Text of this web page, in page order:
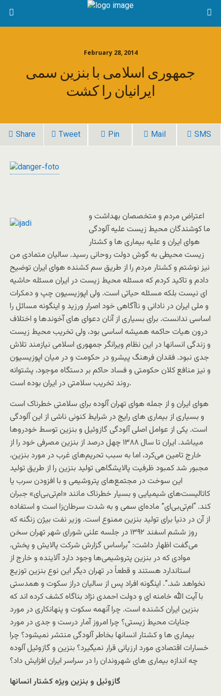
February 28, 2014
جمهوری اسلامی با بنزین سمی
ایرانیان را کشت
Share Tweet Pin Mail SMS
اعتراض مردم و متخصصان بهداشت و
ما کوشندگان محیط زیست علیه آلودگی
هوای ایران و علیه بیماری ها و کشتار
زیست محیطی به گوش دولت روحانی رسید. سالیان متمادی من
نیز نوشتم و کشتار مردم را از طریق سم کشنده هوای ایران توضیح
دادم و تاکید کردم که مسئله محیط زیست در ایران مسئله حاشیه
ای نیست بلکه مسئله حیاتی است. ولی اپوزیسیون چپ و دمکرات
و ملی ایران در نادانی و ناآگاهی خود اصرار ورزید و اینگونه مسائل را
اساسی ندانست. برای بسیاری از آنان دعوای های آخوندها و اختلاف
درون هیات حاکمه همیشه اساسی بود، ولی تخریب محیط زیست
و زندگی انسانها در این نظام ویرانگر جمهوری اسلامی نیازمند تلاش
جدی نبود. فقدان فرهنگ پیشرو در حکومت و در میان اپوزیسیون
و نیز منافع کلان حکومتی و فساد حاکم بر دستگاه موجود، پشتوانه
روند تخریب سلامتی در ایران بوده است.
هوای ایران و از جمله هوای تهران آلوده برای سلامتی خطرناک است
و بسیاری از بیماری های رایج در شرایط کنونی ناشی از این آلودگی
است. یکی از عوامل اصلی آلودگی گازوئیل و بنزین توسط خودروها
میباشد. ایران تا سال ۱۳۸۸ چهل درصد از بنزین مصرفی خود را از
خارج تامین می‌کرد، اما به سبب تحریم‌های غرب در مورد بنزین،
مجبور شد کمبود ظرفیت پالایشگاهی تولید بنزین را از طریق تولید
این سوخت در مجتمع‌های پتروشیمی و با افزودن سرب یا
کاتالیست‌های شیمیایی و بسیار خطرناک مانند «ام‌تی‌بی‌ای» جبران
کند. “ام‌تی‌بی‌ای” ماده‌ای سمی و به شدت سرطان‌زا است و استفاده
از آن در دنیا برای تولید بنزین ممنوع است. وزیر نفت بیژن زنگنه که
روز ششم اسفند ۱۳۹۲ در جلسه علنی شورای شهر تهران سخن
می‌گفت اظهار داشت: “براساس گزارش شرکت پالایش و پخش،
موادی که در بنزین پتروشیمی‌ها وجود دارد آلاینده و خارج از
استاندارد هستند و قطعاً در تهران دیگر این نوع بنزین توزیع
نخواهد شد.”. اینگونه افراد پس از سالیان دراز سکوت و همدستی
با آیت الله خامنه ای و دولت احمدی نژاد بناگاه کشف کرده اند که
بنزین ایران کشنده است. چرا آنهمه سکوت و پنهانکاری در مورد
جنایات محیط زیستی؟ چرا امروز آمار درست و جدی در مورد
بیماری ها و کشتار انسانها بخاطر آلودگی منتشر نمیشود؟ چرا
خسارات اقتصادی مورد ارزیانی قرار نمیگیرد؟ بنزین و گازوئیل آلوده
چه اندازه بیماری های شهروندان را در سراسر ایران افزایش داد؟
گازوئیل و بنزین ویژه کشتار انسانها